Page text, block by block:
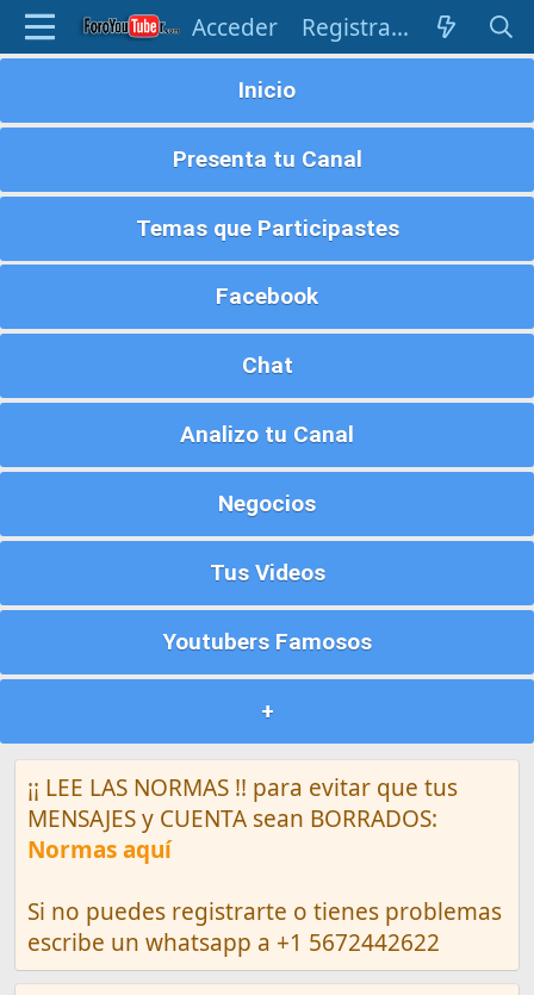
Acceder Registrarse
Inicio
Presenta tu Canal
Temas que Participastes
Facebook
Chat
Analizo tu Canal
Negocios
Tus Videos
Youtubers Famosos
+
¡¡ LEE LAS NORMAS !! para evitar que tus
MENSAJES y CUENTA sean BORRADOS:
Normas aquí
Si no puedes registrarte o tienes problemas
escribe un whatsapp a +1 5672442622